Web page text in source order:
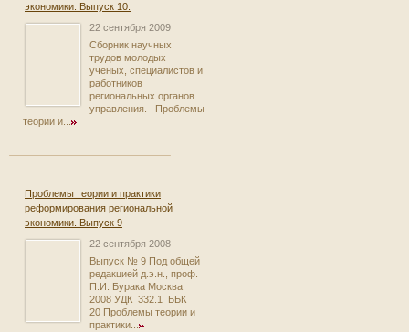
экономики. Выпуск 10.
22 сентября 2009
Сборник научных
трудов молодых
ученых, специалистов и
работников
региональных органов
управления. Проблемы
теории и...
Проблемы теории и практики
реформирования региональной
экономики. Выпуск 9
22 сентября 2008
Выпуск № 9 Под общей
редакцией д.э.н., проф.
П.И. Бурака Москва
2008 УДК 332.1 ББК
20 Проблемы теории и
практики...